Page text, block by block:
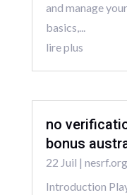
and manage
basics,...
lire plus
no
bonus
22 Juil |
Introduction